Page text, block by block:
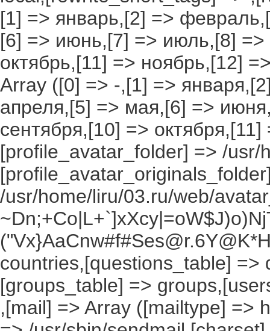
[1] => январь,[2] =>
[6] => июнь,[7] => июль,[8] =>
октябрь,[11] => ноябрь,[12]
Array ([0] => -,[1] =>
апреля,[5] => мая,[6] =>
сентября,[10] =>
[profile_avatar_folder] => /
/usr/home/liru/03.ru/web/
countries,[questions_table]
[groups_table] =>
,[mail] => Array ([mailtype] =>